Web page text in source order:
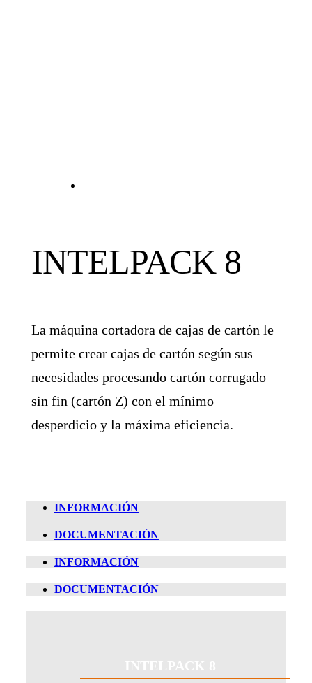
INTELPACK 8
La máquina cortadora de cajas de cartón le
permite crear cajas de cartón según sus
necesidades procesando cartón corrugado
sin fin (cartón Z) con el mínimo
desperdicio y la máxima eficiencia.
INFORMACIÓN
DOCUMENTACIÓN
INFORMACIÓN
DOCUMENTACIÓN